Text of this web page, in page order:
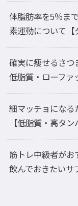
体脂肪率を5％ま
素運動について【
確実に痩せるさつ
低脂質・ローファ
細マッチョになる
【低脂質・高タン
筋トレ中級者がお
飲んでおきたいサ